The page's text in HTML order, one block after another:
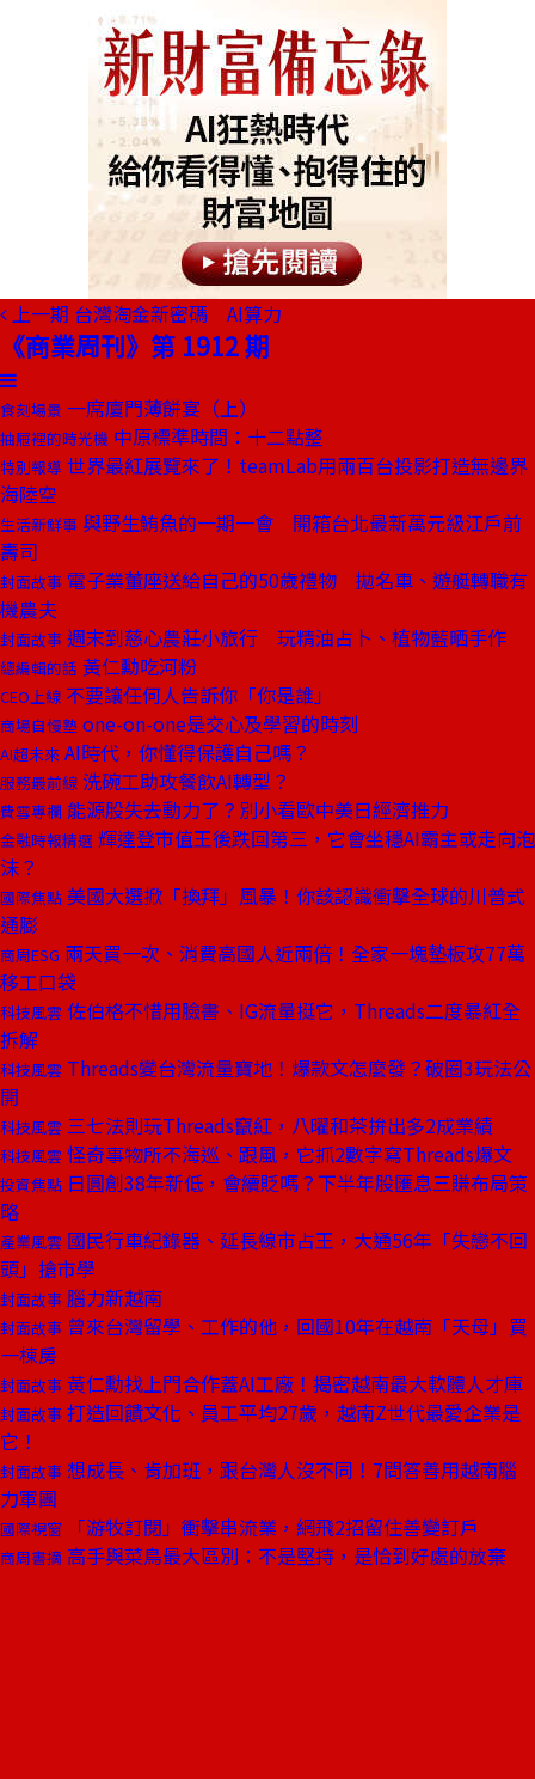
上一期 台灣淘金新密碼 AI算力
《商業周刊》第 1912 期
食刻場景 一席廈門薄餅宴（上）
抽屜裡的時光機 中原標準時間：十二點整
特別報導 世界最紅展覽來了！teamLab用兩百台投影打造無邊界
海陸空
生活新鮮事 與野生鮪魚的一期一會 開箱台北最新萬元級江戶前
壽司
封面故事 電子業董座送給自己的50歲禮物 拋名車、遊艇轉職有
機農夫
封面故事 週末到慈心農莊小旅行 玩精油占卜、植物藍晒手作
總編輯的話 黃仁勳吃河粉
CEO上線 不要讓任何人告訴你「你是誰」
商場自慢塾 one-on-one是交心及學習的時刻
AI超未來 AI時代，你懂得保護自己嗎？
服務最前線 洗碗工助攻餐飲AI轉型？
費雪專欄 能源股失去動力了？別小看歐中美日經濟推力
金融時報精選 輝達登市值王後跌回第三，它會坐穩AI霸主或走向泡
沫？
國際焦點 美國大選掀「換拜」風暴！你該認識衝擊全球的川普式
通膨
商周ESG 兩天買一次、消費高國人近兩倍！全家一塊墊板攻77萬
移工口袋
科技風雲 佐伯格不惜用臉書、IG流量挺它，Threads二度暴紅全
拆解
科技風雲 Threads變台灣流量寶地！爆款文怎麼發？破圈3玩法公
開
科技風雲 三七法則玩Threads竄紅，八曜和茶拚出多2成業績
科技風雲 怪奇事物所不海巡、跟風，它抓2數字寫Threads爆文
投資焦點 日圓創38年新低，會續貶嗎？下半年股匯息三賺布局策
略
產業風雲 國民行車紀錄器、延長線市占王，大通56年「失戀不回
頭」搶市學
封面故事 腦力新越南
封面故事 曾來台灣留學、工作的他，回國10年在越南「天母」買
一棟房
封面故事 黃仁勳找上門合作蓋AI工廠！揭密越南最大軟體人才庫
封面故事 打造回饋文化、員工平均27歲，越南Z世代最愛企業是
它！
封面故事 想成長、肯加班，跟台灣人沒不同！7問答善用越南腦
力軍團
國際視窗 「游牧訂閱」衝擊串流業，網飛2招留住善變訂戶
商周書摘 高手與菜鳥最大區別：不是堅持，是恰到好處的放棄